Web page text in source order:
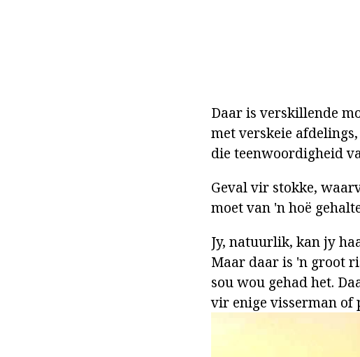
Daar is verskillende
met verskeie
die teenwoordigheid
Geval vir stokke,
moet van 'n hoë
Jy, natuurlik, kan jy
Maar daar is 'n groot
sou wou gehad het.
vir enige visserman of